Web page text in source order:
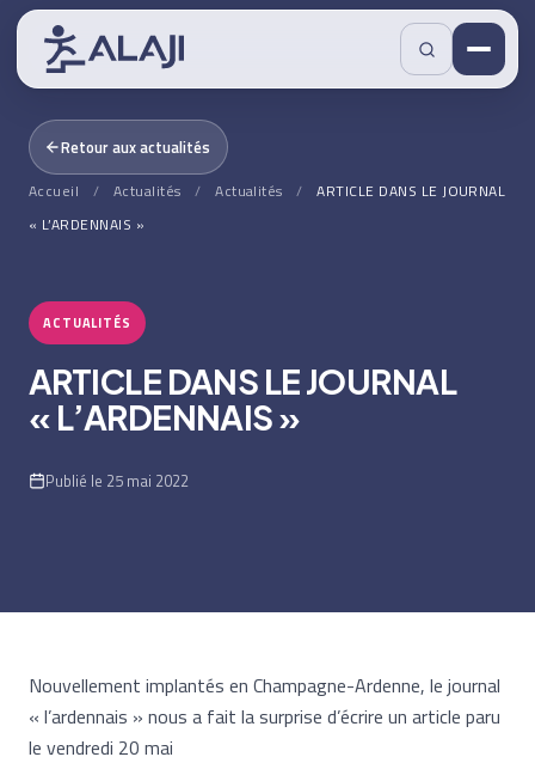
Retour aux actualités
Accueil / Actualités / Actualités /
ARTICLE DANS LE JOURNAL
« L’ARDENNAIS »
ACTUALITÉS
ARTICLE DANS LE JOURNAL
« L’ARDENNAIS »
Publié le 25 mai 2022
Nouvellement implantés en Champagne-Ardenne, le journal
« l’ardennais » nous a fait la surprise d’écrire un article paru
le vendredi 20 mai